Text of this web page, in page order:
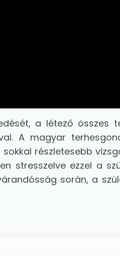
a létező összes
A magyar
részletesebb
stresszelve ezzel a
során, a